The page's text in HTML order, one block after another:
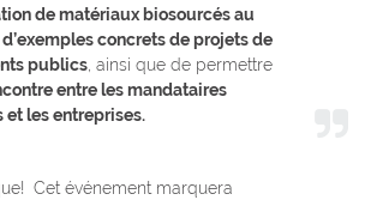
de matériaux biosourcés au
concrets de projets de
publics , ainsi que de permettre
entre les mandataires
et les entreprises.
Cet événement marquera